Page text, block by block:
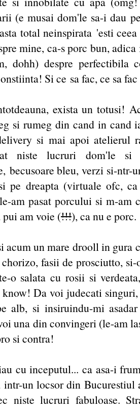
(e musai dom'le sa-i dau
total neinspirata 'esti
mine, ca-s porc bun,
dohh) despre perfectibila
Si ce sa fac, ce sa
exista un totusi!
si rumeg din cand in cand
si mai apoi atelierul
niste lucruri dom'le
becusoare bleu, verzi si-
pe dreapta (virtuale ofc,
am pasat porcului si m-am
am voie (!!!), ca nu e porc.
acum un mare drooll in gura
fasii de prosciutto,
o salata cu rosii si
Da voi judecati
alb, si insiruindu-mi
una din convingeri (le-am
si contra!
cu inceputul... ca asa-i
intr-un locsor din Bucurestiul
niste lucruri fabuloase.